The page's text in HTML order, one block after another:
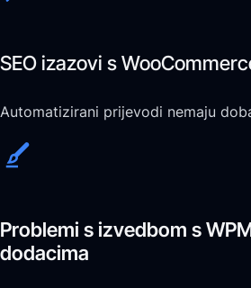
SEO izazovi s
Automatizirani prijevodi nemaju
Problemi s izvedbom s
dodacima